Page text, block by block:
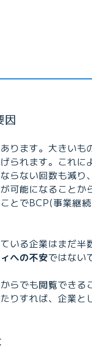
因
ります。大きいも
られます。これに
らない回数も減り
可能になることか
とでBCP(事業継
いる企業はまだ半
への不安ではない
らでも閲覧できる
りすれば、企業と